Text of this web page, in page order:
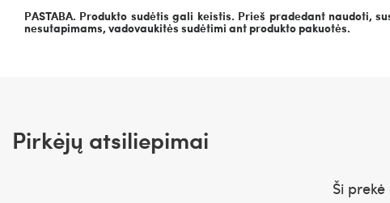
PASTABA. Produkto sudėtis gali keistis. Prieš pradedant naudoti,
nesutapimams, vadovaukitės sudėtimi ant produkto pakuotės.
Pirkėjų atsiliepimai
Ši